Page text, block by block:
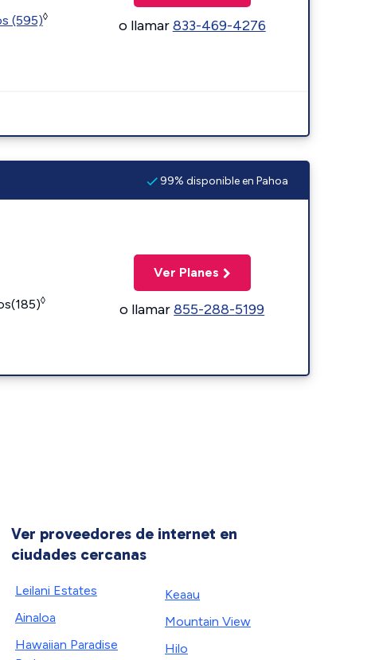
(595)◊ o llamar833-469-4276
99% disponible en Pahoa
◊
Ver Planes
o llamar855-288-5199
Ver proveedores de internet en
ciudades cercanas
Leilani Estates
Ainaloa
Hawaiian Paradise
Keaau
Mountain View
Hilo